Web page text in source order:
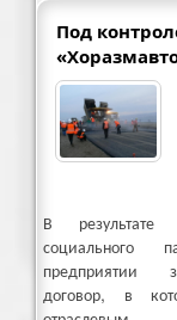
Под
В результате
социального
предприятии
договор, в